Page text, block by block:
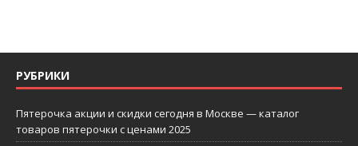
РУБРИКИ
Пятерочка акции и скидки сегодня в Москве — каталог
товаров пятерочки с ценами 2025